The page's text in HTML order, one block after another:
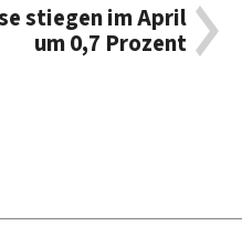
stiegen im April
um 0,7 Prozent